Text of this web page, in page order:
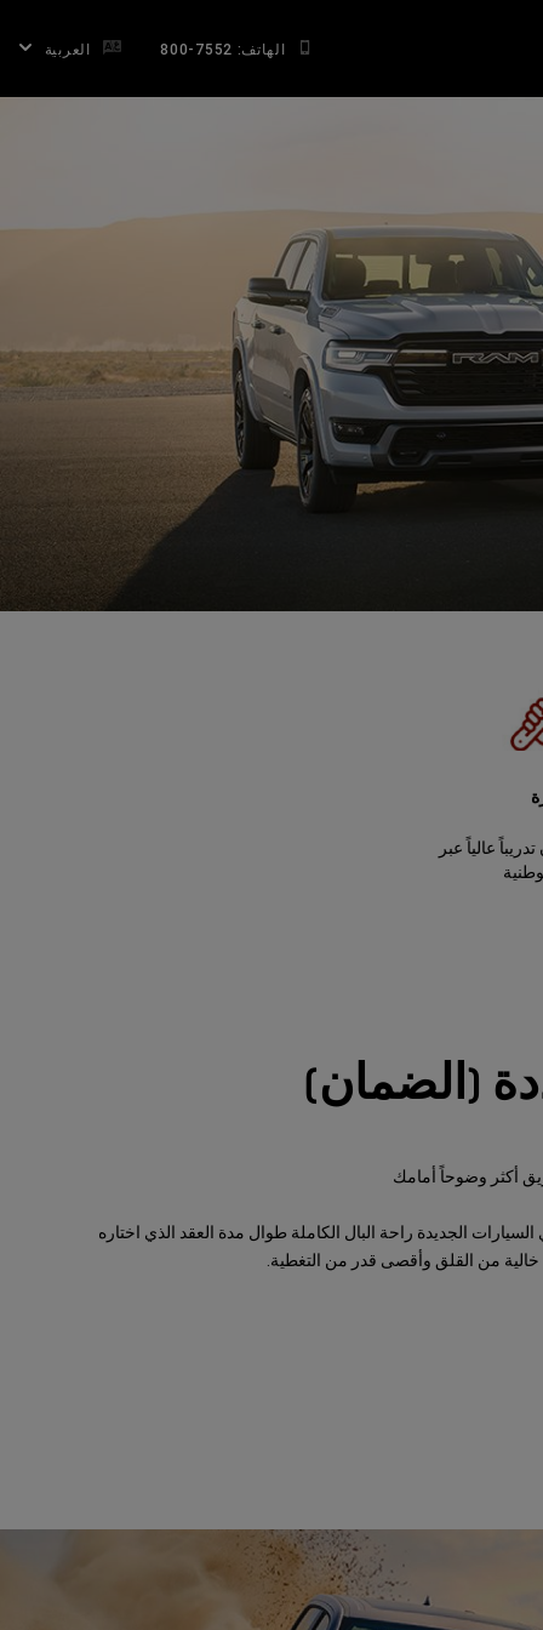
الهاتف: 7552-800 العربية
عالياً عبر
(الضمان)
أكثر وضوحاً أمامك
الجديدة راحة البال الكاملة طوال مدة العقد الذي اختاره
من القلق وأقصى قدر من التغطية.